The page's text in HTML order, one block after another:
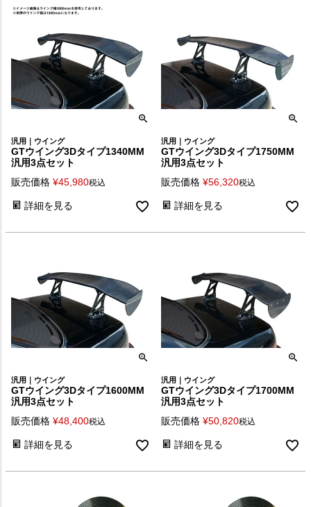
汎用｜ウイング
GTウイング3Dタイプ1340MM
汎用3点セット
販売価格 ¥45,980税込
詳細を見る
汎用｜ウイング
GTウイング3Dタイプ1750MM
汎用3点セット
販売価格 ¥56,320税込
詳細を見る
汎用｜ウイング
GTウイング3Dタイプ1600MM
汎用3点セット
販売価格 ¥48,400税込
詳細を見る
汎用｜ウイング
GTウイング3Dタイプ1700MM
汎用3点セット
販売価格 ¥50,820税込
詳細を見る